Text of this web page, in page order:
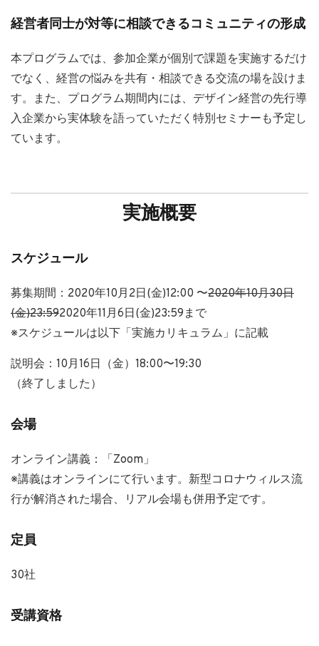
経営者同士が対等に相談できるコミュニティの形成
本プログラムでは、参加企業が個別で課題を実施するだけ
でなく、経営の悩みを共有・相談できる交流の場を設けま
す。また、プログラム期間内には、デザイン経営の先行導
入企業から実体験を語っていただく特別セミナーも予定し
ています。
実施概要
スケジュール
募集期間：2020年10月2日(金)12:00 〜2020年10月30日
(金)23:592020年11月6日(金)23:59まで
※スケジュールは以下「実施カリキュラム」に記載
説明会：10月16日（金）18:00〜19:30
（終了しました）
会場
オンライン講義：「Zoom」
※講義はオンラインにて行います。新型コロナウィルス流
行が解消された場合、リアル会場も併用予定です。
定員
30社
受講資格